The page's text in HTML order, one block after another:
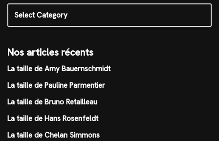
Nos articles récents
La taille de Amy Bauernschmidt
La taille de Pauline Parmentier
La taille de Bruno Retailleau
La taille de Hans Rosenfeldt
La taille de Chelan Simmons